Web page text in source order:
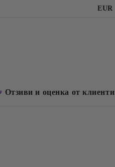
EUR
Отзиви и оценка от клиенти